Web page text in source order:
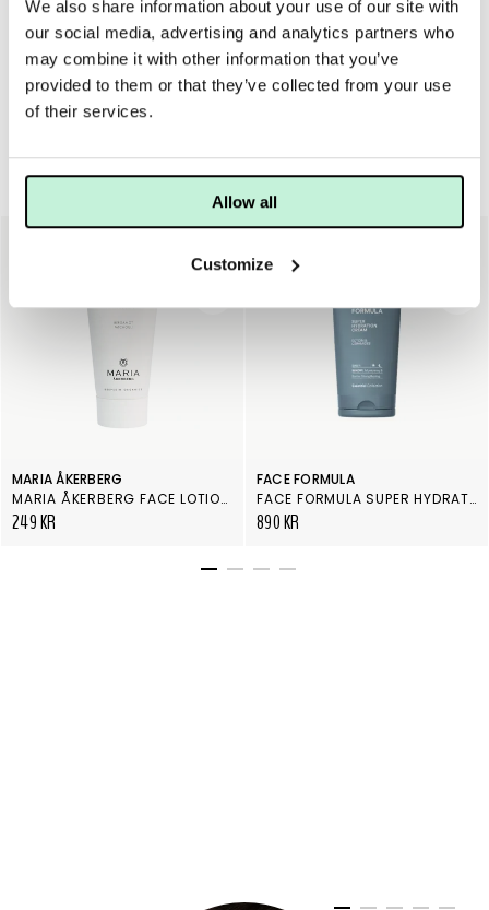
We also share information about your use of our site with
our social media, advertising and analytics partners who
may combine it with other information that you’ve
provided to them or that they’ve collected from your use
of their services.
Allow all
Customize
Smörj in på rengjord hud morgon och kväll, efter anpassar
serum.
Dagcreme
MARIA ÅKERBERG
MARIA ÅKERBERG FACE LOTION MOIST 50 ML
249 KR
FACE FORMULA
FACE FORMULA SUPER HYDRATION CREAM
890 KR